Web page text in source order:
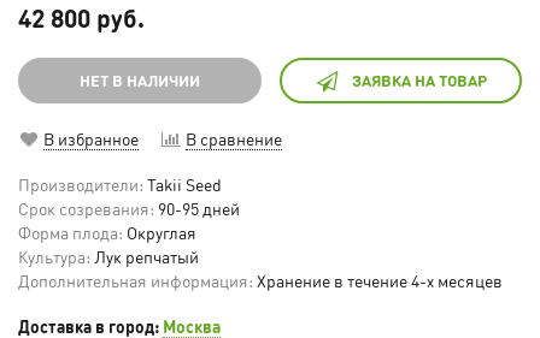
42 800 руб.
НЕТ В НАЛИЧИИ ЗАЯВКА НА ТОВАР
В избранное В сравнение
Производители: Takii Seed
Срок созревания: 90-95 дней
Форма плода: Округлая
Культура: Лук репчатый
Дополнительная информация: Хранение в течение 4-х месяцев
Доставка в город: Москва